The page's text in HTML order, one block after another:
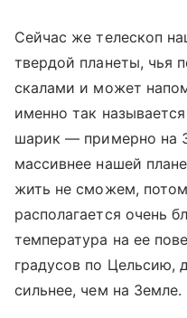
Сейчас же телескоп
твердой планеты, чья
скалами и может
именно так
шарик — примерно на
массивнее нашей
жить не сможем,
располагается очень
температура на ее
градусов по Цельсию,
сильнее, чем на Земле.